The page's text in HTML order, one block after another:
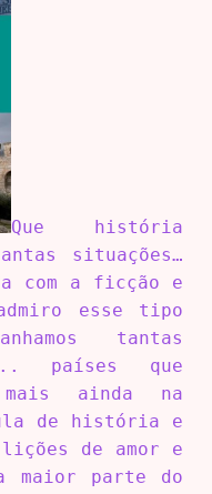
Que história
situações…
com a ficção e
esse tipo
tantas
países que
ainda na
de história e
de amor e
maior parte do